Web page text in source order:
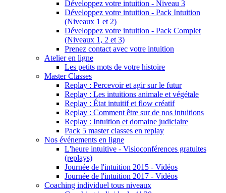
Développez votre intuition - Niveau 3
Développez votre intuition - Pack Intuition
(Niveaux 1 et 2)
Développez votre intuition - Pack Complet
(Niveaux 1, 2 et 3)
Prenez contact avec votre intuition
Atelier en ligne
Les petits mots de votre histoire
Master Classes
Replay : Percevoir et agir sur le futur
Replay : Les intuitions animale et végétale
Replay : État intuitif et flow créatif
Replay : Comment être sur de nos intuitions
Replay : Intuition et domaine judiciaire
Pack 5 master classes en replay
Nos événements en ligne
L'heure intuitive - Visioconférences gratuites
(replays)
Journée de l'intuition 2015 - Vidéos
Journée de l'intuition 2017 - Vidéos
Coaching individuel tous niveaux